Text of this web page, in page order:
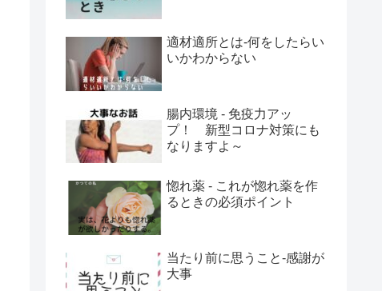
適材適所とは‐何をしたらい
いかわからない
腸内環境 - 免疫力アッ
プ！ 新型コロナ対策にも
なりますよ～
惚れ薬 - これが惚れ薬を作
るときの必須ポイント
当たり前に思うこと‐感謝が
大事